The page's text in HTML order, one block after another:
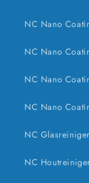
NC Nano
NC Nano
NC Nano
NC Nano
NC Glasreiniger
NC